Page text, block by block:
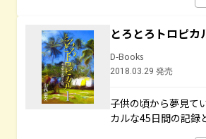
とろとろトロピ
D-Books
2018.03.29 発売
子供の頃から夢見て
カルな45日間の記録